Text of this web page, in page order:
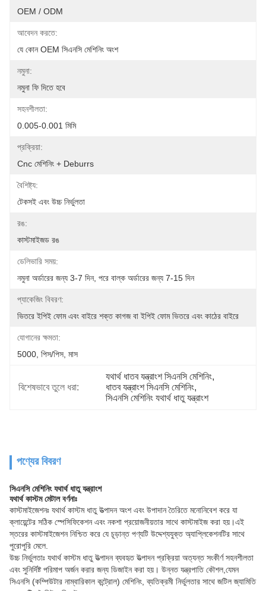
OEM / ODM
আবেদন করতে:
যে কোন OEM সিএনসি মেশিনিং অংশ
নমুনা:
নমুনা ফি দিতে হবে
সহনশীলতা:
0.005-0.001 মিমি
প্রক্রিয়া:
Cnc মেশিনিং + Deburrs
বৈশিষ্ট্য:
টেকসই এবং উচ্চ নির্ভুলতা
রঙ:
কাস্টমাইজড রঙ
ডেলিভারি সময়:
নমুনা অর্ডারের জন্য 3-7 দিন, পরে বাল্ক অর্ডারের জন্য 7-15 দিন
প্যাকেজিং বিবরণ:
ভিতরে ইপিই ফোম এবং বাইরে শক্ত কাগজ বা ইপিই ফোম ভিতরে এবং কাঠের বাইরে
যোগানের ক্ষমতা:
5000, পিস/পিস, মাস
বিশেষভাবে তুলে ধরা:
যথার্থ ধাতব যন্ত্রাংশ সিএনসি মেশিনিং,
ধাতব যন্ত্রাংশ সিএনসি মেশিনিং,
সিএনসি মেশিনিং যথার্থ ধাতু যন্ত্রাংশ
পণ্যের বিবরণ
সিএনসি মেশিনিং যথার্থ ধাতু যন্ত্রাংশ
যথার্থ কাস্টম মেটাল বর্ণনাঃ
কাস্টমাইজেশনঃ যথার্থ কাস্টম ধাতু উত্পাদন অংশ এবং উপাদান তৈরিতে মনোনিবেশ করে যা
ক্লায়েন্টের সঠিক স্পেসিফিকেশন এবং নকশা প্রয়োজনীয়তার সাথে কাস্টমাইজ করা হয়।এই
স্তরের কাস্টমাইজেশন নিশ্চিত করে যে চূড়ান্ত পণ্যটি উদ্দেশ্যযুক্ত অ্যাপ্লিকেশনটির সাথে
পুরোপুরি মেলে.
উচ্চ নির্ভুলতাঃ যথার্থ কাস্টম ধাতু উত্পাদন ব্যবহৃত উত্পাদন প্রক্রিয়া অত্যন্ত সংকীর্ণ সহনশীলতা
এবং সুনির্দিষ্ট পরিমাপ অর্জন করার জন্য ডিজাইন করা হয়। উন্নত যন্ত্রপাতি কৌশল,যেমন
সিএনসি (কম্পিউটার নাম্বারিকাল কন্ট্রোল) মেশিনিং, ব্যতিক্রমী নির্ভুলতার সাথে জটিল জ্যামিতি